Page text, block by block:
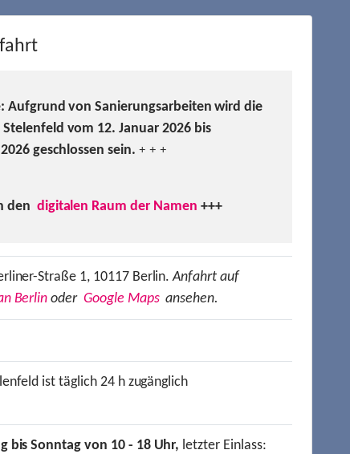
Aufgrund von Sanierungsarbeiten wird die
vom 12. Januar 2026 bis
geschlossen sein. + + +
den digitalen Raum der Namen +++
Straße 1, 10117 Berlin.Anfahrt auf
Berlin oder Google Mapsansehen.
ist täglich 24 h zugänglich
bis Sonntag von 10 - 18 Uhr, letzter Einlass: